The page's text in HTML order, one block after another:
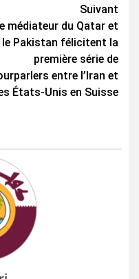
Suivant
médiateur du Qatar et
le Pakistan félicitent la
première série de
entre l’Iran et
États-Unis en Suisse